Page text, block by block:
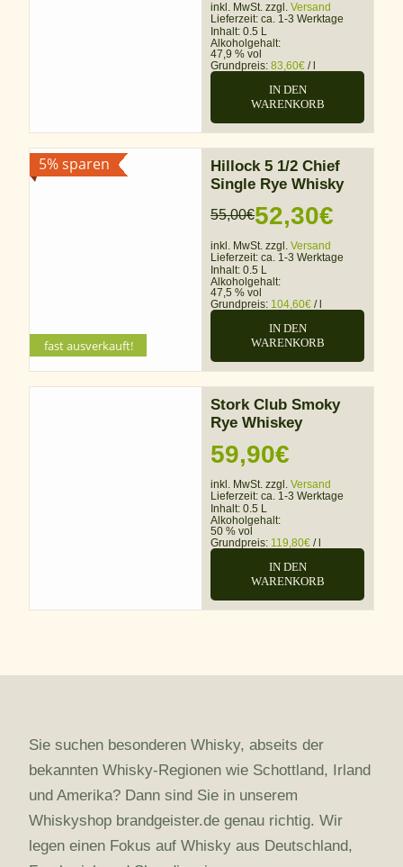
inkl. MwSt. zzgl. Versand
Lieferzeit: ca. 1-3 Werktage
Inhalt: 0.5 L
Alkoholgehalt:
47,9 % vol
Grundpreis: 83,60€ /l
IN DEN
WARENKORB
5% sparen
fast ausverkauft!
Hillock 5 1/2 Chief
Single Rye Whisky
55,00€
Ursprünglicher
Preis
war:
55,00€
52,30€
Aktueller
Preis
ist:
52,30€.
inkl. MwSt. zzgl. Versand
Lieferzeit: ca. 1-3 Werktage
Inhalt: 0.5 L
Alkoholgehalt:
47,5 % vol
Grundpreis: 104,60€ /l
IN DEN
WARENKORB
Stork Club Smoky
Rye Whiskey
59,90€
inkl. MwSt. zzgl. Versand
Lieferzeit: ca. 1-3 Werktage
Inhalt: 0.5 L
Alkoholgehalt:
50 % vol
Grundpreis: 119,80€ /l
IN DEN
WARENKORB
Sie suchen besonderen Whisky, abseits der
bekannten Whisky-Regionen wie Schottland, Irland
und Amerika? Dann sind Sie in unserem
Whiskyshop brandgeister.de genau richtig. Wir
legen einen Fokus auf Whisky aus Deutschland,